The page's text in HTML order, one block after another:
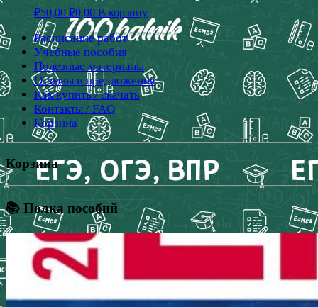
₽50,00 ₽0,00 В корзину
Расписание работ
Учебные пособия
Полезные материалы
Отзывы и предложения
Как купить / скачать
Контакты / FAQ
Корзина
Корзина
📚 Полка пособий